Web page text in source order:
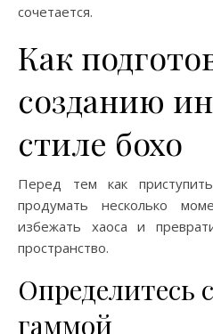
сочетается.
Как
созданию
стиле бохо
Перед тем как
продумать несколько
избежать хаоса и
пространство.
Определитесь
гаммой